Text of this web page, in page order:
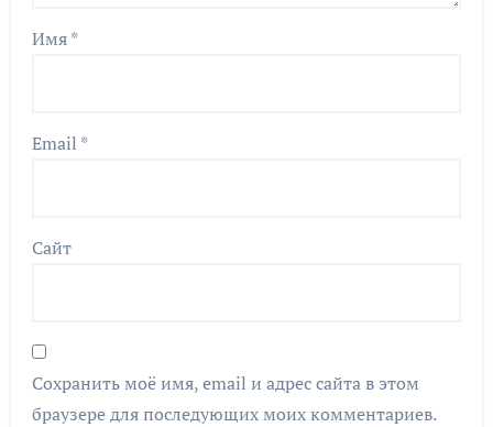
Имя*
Email *
Сайт
Сохранить моё имя, email и адрес сайта в этом
браузере для последующих моих комментариев.